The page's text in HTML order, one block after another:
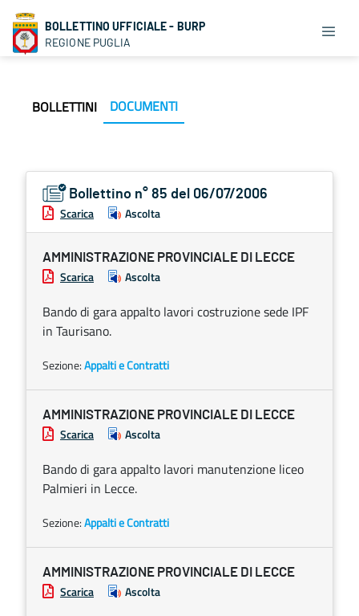
BOLLETTINO UFFICIALE - BURP
REGIONE PUGLIA
BOLLETTINI DOCUMENTI
Bollettino n° 85 del 06/07/2006
Scarica Ascolta
AMMINISTRAZIONE PROVINCIALE DI LECCE
Scarica Ascolta
Bando di gara appalto lavori costruzione sede IPF
in Taurisano.
Sezione:Appalti e Contratti
AMMINISTRAZIONE PROVINCIALE DI LECCE
Scarica Ascolta
Bando di gara appalto lavori manutenzione liceo
Palmieri in Lecce.
Sezione:Appalti e Contratti
AMMINISTRAZIONE PROVINCIALE DI LECCE
Scarica Ascolta